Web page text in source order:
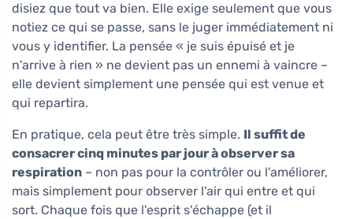
disiez que tout va bien. Elle exige seulement que vous
notiez ce qui se passe, sans le juger immédiatement ni
vous y identifier. La pensée « je suis épuisé et je
n'arrive à rien » ne devient pas un ennemi à vaincre –
elle devient simplement une pensée qui est venue et
qui repartira.
En pratique, cela peut être très simple. Il suffit de
consacrer cinq minutes par jour à observer sa
respiration – non pas pour la contrôler ou l'améliorer,
mais simplement pour observer l'air qui entre et qui
sort. Chaque fois que l'esprit s'échappe (et il